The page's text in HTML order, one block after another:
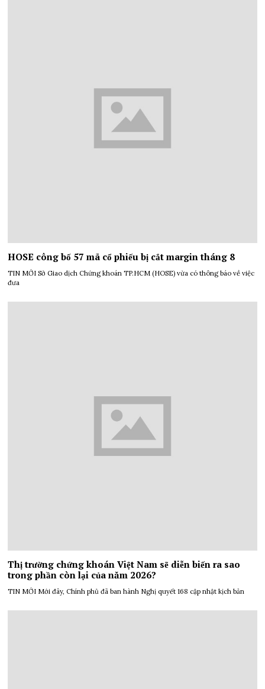
HOSE công bố 57 mã cổ phiếu bị cắt margin tháng 8
TIN MỚI Sở Giao dịch Chứng khoán TP.HCM (HOSE) vừa có thông báo về việc
đưa
Thị trường chứng khoán Việt Nam sẽ diễn biến ra sao
trong phần còn lại của năm 2026?
TIN MỚI Mới đây, Chính phủ đã ban hành Nghị quyết 168 cập nhật kịch bản